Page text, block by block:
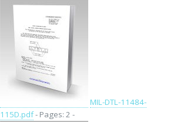
MIL-DTL-11484-
115D.pdf- Pages: 2 -